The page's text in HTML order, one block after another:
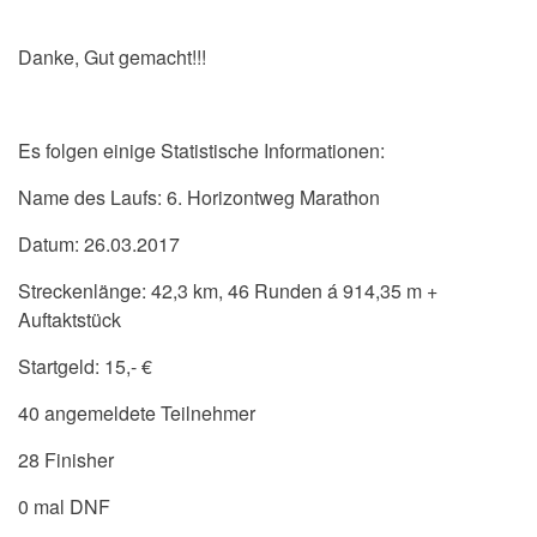
Danke, Gut gemacht!!!
Es folgen einige Statistische Informationen:
Name des Laufs: 6. Horizontweg Marathon
Datum: 26.03.2017
Streckenlänge: 42,3 km, 46 Runden á 914,35 m +
Auftaktstück
Startgeld: 15,- €
40 angemeldete Teilnehmer
28 Finisher
0 mal DNF